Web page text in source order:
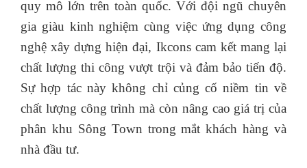
quy mô lớn trên toàn quốc. Với đội ngũ chuyên
gia giàu kinh nghiệm cùng việc ứng dụng công
nghệ xây dựng hiện đại, Ikcons cam kết mang lại
chất lượng thi công vượt trội và đảm bảo tiến độ.
Sự hợp tác này không chỉ củng cố niềm tin về
chất lượng công trình mà còn nâng cao giá trị của
phân khu Sông Town trong mắt khách hàng và
nhà đầu tư.